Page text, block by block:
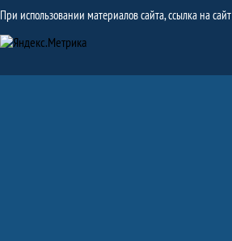
При использовании материалов сайта, ссылка на сайт